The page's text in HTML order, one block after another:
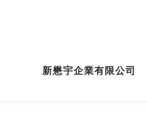
新懋宇企業有限公司